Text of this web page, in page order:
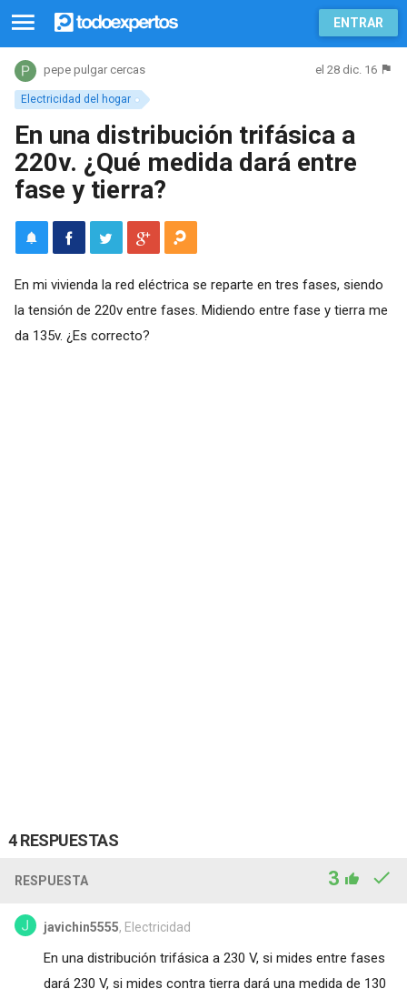
ENTRAR
Electricidad del hogar
pepe pulgar cercas el 28 dic. 16
En una distribución trifásica a
220v. ¿Qué medida dará entre
fase y tierra?
En mi vivienda la red eléctrica se reparte en tres fases, siendo
la tensión de 220v entre fases. Midiendo entre fase y tierra me
da 135v. ¿Es correcto?
4 RESPUESTAS
RESPUESTA 3
javichin5555, Electricidad
En una distribución trifásica a 230 V, si mides entre fases
dará 230 V, si mides contra tierra dará una medida de 130